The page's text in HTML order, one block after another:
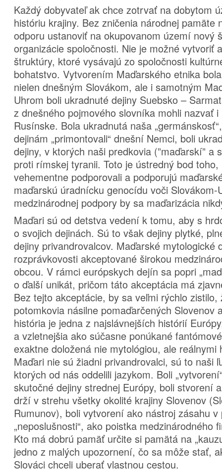
Každý dobyvateľ ak chce zotrvať na dobytom
históriu krajiny. Bez zničenia národnej pamäte
odporu ustanoviť na okupovanom území nový
organizácie spoločnosti. Nie je možné vytvoriť
štruktúry, ktoré vysávajú zo spoločnosti
bohatstvo. Vytvorením Maďarského etnika
nielen dnešným Slovákom, ale i samotným
Uhrom boli ukradnuté dejiny Suebsko –
z dnešného pojmového slovníka mohli nazvať
Rusínske. Bola ukradnutá naša
dejinám „primontovali“ dnešní Nemci, boli
dejiny, v ktorých naši predkovia (”maďarskí” a
proti rímskej tyranii. Toto je ústredný bod
vehementne podporovali a podporujú
maďarskú úradnícku genocídu voči Slovákom-
medzinárodnej podpory by sa maďarizácia
Maďari sú od detstva vedení k tomu, aby s
o svojich dejinách. Sú to však dejiny plytké,
dejiny privandrovalcov. Maďarské mytologické
rozprávkovosti akceptované širokou
obcou. V rámci európskych dejín sa popri
o ďalší unikát, pričom táto akceptácia má
Bez tejto akceptácie, by sa veľmi rýchlo
potomkovia násilne pomaďarčených Slovenov
história je jedna z najslávnejších histórií
a vzletnejšia ako súčasne ponúkané
exaktne doložená nie mytológiou, ale reálnymi
Maďari nie sú žiadni privandrovalci, sú to naši
ktorých od nás oddelili jazykom. Boli
skutočné dejiny strednej Európy, boli stvorení
drží v strehu všetky okolité krajiny Slovenov
Rumunov), boli vytvorení ako nástroj zásahu v
„neposlušnosti“, ako poistka medzinárodného
Kto má dobrú pamäť určite si pamätá na
jedno z malých upozornení, čo sa môže stať,
Slováci chceli uberať vlastnou cestou.